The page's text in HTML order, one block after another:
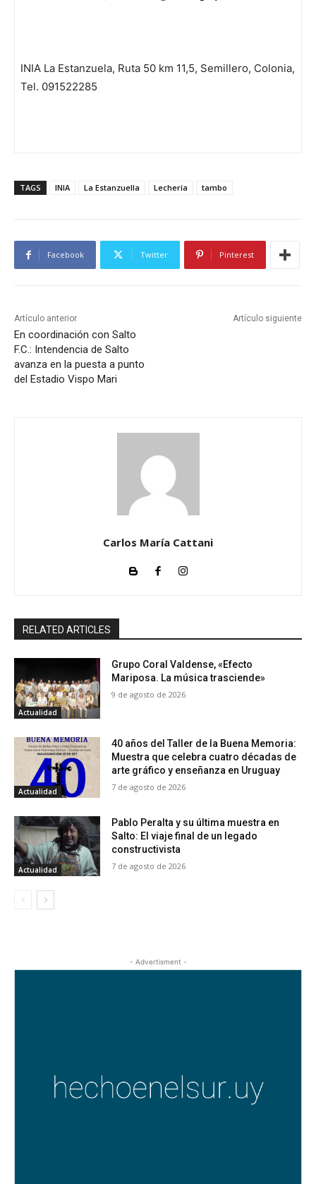
INIA La Estanzuela, Ruta 50 km 11,5, Semillero, Colonia,
Tel. 091522285
TAGS INIA La Estanzuella Lechería tambo
Facebook Twitter Pinterest
Artículo anterior
En coordinación con Salto
F.C.: Intendencia de Salto
avanza en la puesta a punto
del Estadio Vispo Mari
Artículo siguiente
Carlos María Cattani
RELATED ARTICLES
Actualidad
Grupo Coral Valdense, «Efecto
Mariposa. La música trasciende»
9 de agosto de 2026
Actualidad
40 años del Taller de la Buena Memoria:
Muestra que celebra cuatro décadas de
arte gráfico y enseñanza en Uruguay
7 de agosto de 2026
Actualidad
Pablo Peralta y su última muestra en
Salto: El viaje final de un legado
constructivista
7 de agosto de 2026
- Advertisment -